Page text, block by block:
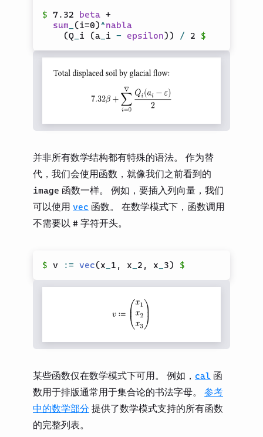
$ 7.32 beta +
sum
(i=0)^nabla
(Q i (a i - epsilon)) / 2 $
并非所有数学结构都有特殊的语法。 作为替
代，我们会使用函数，就像我们之前看到的
image 函数一样。 例如，要插入列向量，我们
可以使用 vec 函数。 在数学模式下，函数调用
不需要以 # 字符开头。
$ v := vec(x 1 , x 2 , x 3) $
某些函数仅在数学模式下可用。 例如， cal 函
数用于排版通常用于集合论的书法字母。 参考
中的数学部分 提供了数学模式支持的所有函数
的完整列表。